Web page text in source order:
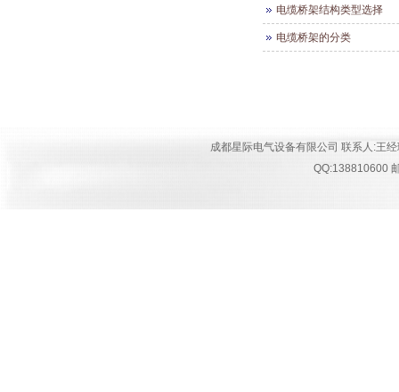
电缆桥架结构类型选择
电缆桥架的分类
成都星际电气设备有限公司 联系人:王
QQ:138810600